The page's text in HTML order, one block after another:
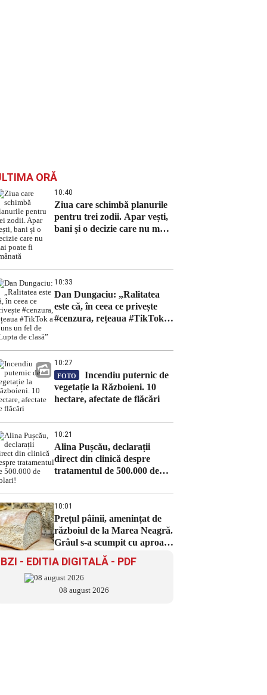
ORĂ
10:40
Ziua care schimbă planurile
pentru trei zodii. Apar vești,
bani și o decizie care nu mai
10:33
Dan Dungaciu: „Ralitatea
este că, în ceea ce privește
#cenzura, rețeaua #TikTok a
10:27
FOTO
Incendiu puternic de
vegetație la Războieni. 10
hectare, afectate de flăcări
10:21
Alina Pușcău, declarații
direct din clinică despre
tratamentul de 500.000 de
10:01
Prețul pâinii, amenințat de
războiul de la Marea Neagră.
Grâul s-a scumpit cu aproape
BZI - EDITIA DIGITALĂ - PDF
08 august 2026